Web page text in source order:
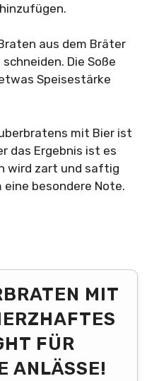
aus dem Bräter
Die Soße
Speisestärke
mit Bier ist
das Ergebnis ist es
wird zart und saftig
besondere Note.
MIT
FÜR
ANLÄSSE!